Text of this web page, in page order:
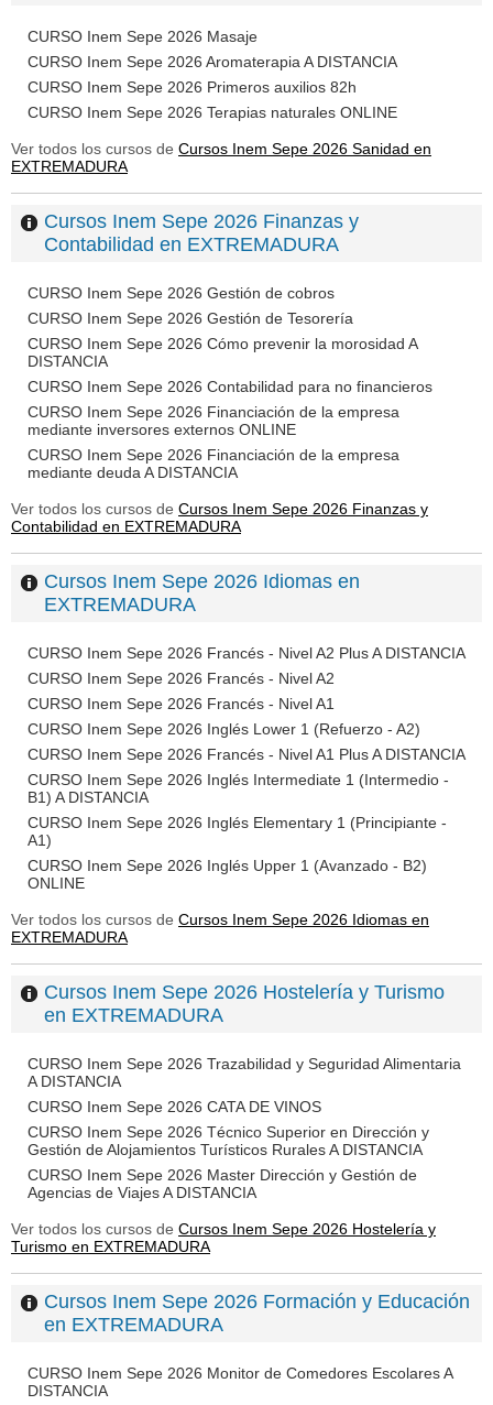
CURSO Inem Sepe 2026 Masaje
CURSO Inem Sepe 2026 Aromaterapia A DISTANCIA
CURSO Inem Sepe 2026 Primeros auxilios 82h
CURSO Inem Sepe 2026 Terapias naturales ONLINE
Ver todos los cursos de Cursos Inem Sepe 2026 Sanidad en
EXTREMADURA
Cursos Inem Sepe 2026 Finanzas y
Contabilidad en EXTREMADURA
CURSO Inem Sepe 2026 Gestión de cobros
CURSO Inem Sepe 2026 Gestión de Tesorería
CURSO Inem Sepe 2026 Cómo prevenir la morosidad A
DISTANCIA
CURSO Inem Sepe 2026 Contabilidad para no financieros
CURSO Inem Sepe 2026 Financiación de la empresa
mediante inversores externos ONLINE
CURSO Inem Sepe 2026 Financiación de la empresa
mediante deuda A DISTANCIA
Ver todos los cursos de Cursos Inem Sepe 2026 Finanzas y
Contabilidad en EXTREMADURA
Cursos Inem Sepe 2026 Idiomas en
EXTREMADURA
CURSO Inem Sepe 2026 Francés - Nivel A2 Plus A DISTANCIA
CURSO Inem Sepe 2026 Francés - Nivel A2
CURSO Inem Sepe 2026 Francés - Nivel A1
CURSO Inem Sepe 2026 Inglés Lower 1 (Refuerzo - A2)
CURSO Inem Sepe 2026 Francés - Nivel A1 Plus A DISTANCIA
CURSO Inem Sepe 2026 Inglés Intermediate 1 (Intermedio -
B1) A DISTANCIA
CURSO Inem Sepe 2026 Inglés Elementary 1 (Principiante -
A1)
CURSO Inem Sepe 2026 Inglés Upper 1 (Avanzado - B2)
ONLINE
Ver todos los cursos de Cursos Inem Sepe 2026 Idiomas en
EXTREMADURA
Cursos Inem Sepe 2026 Hostelería y Turismo
en EXTREMADURA
CURSO Inem Sepe 2026 Trazabilidad y Seguridad Alimentaria
A DISTANCIA
CURSO Inem Sepe 2026 CATA DE VINOS
CURSO Inem Sepe 2026 Técnico Superior en Dirección y
Gestión de Alojamientos Turísticos Rurales A DISTANCIA
CURSO Inem Sepe 2026 Master Dirección y Gestión de
Agencias de Viajes A DISTANCIA
Ver todos los cursos de Cursos Inem Sepe 2026 Hostelería y
Turismo en EXTREMADURA
Cursos Inem Sepe 2026 Formación y Educación
en EXTREMADURA
CURSO Inem Sepe 2026 Monitor de Comedores Escolares A
DISTANCIA